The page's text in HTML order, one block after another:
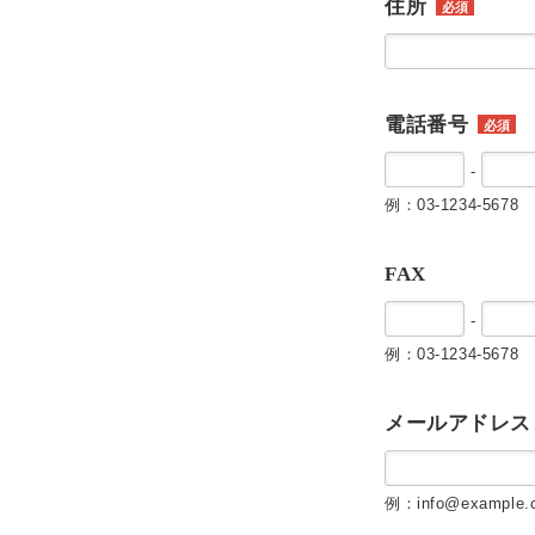
住所 必須
電話番号 必須
-
例：03-1234-5678
FAX
-
例：03-1234-5678
メールアドレス
例：